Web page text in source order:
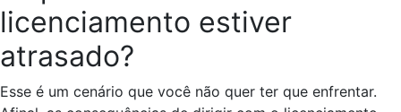
licenciamento estiver
atrasado?
Esse é um cenário que você não quer ter que enfrentar.